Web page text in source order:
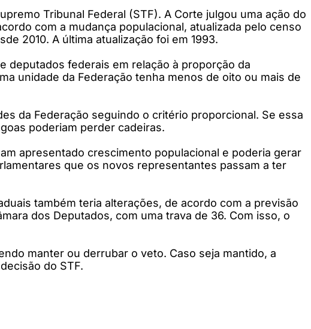
Tribunal Federal (STF). A Corte julgou uma ação do
com a mudança populacional, atualizada pelo censo
2010. A última atualização foi em 1993.
deputados federais em relação à proporção da
unidade da Federação tenha menos de oito ou mais de
da Federação seguindo o critério proporcional. Se essa
poderiam perder cadeiras.
apresentado crescimento populacional e poderia gerar
que os novos representantes passam a ter
também teria alterações, de acordo com a previsão
dos Deputados, com uma trava de 36. Com isso, o
manter ou derrubar o veto. Caso seja mantido, a
do STF.